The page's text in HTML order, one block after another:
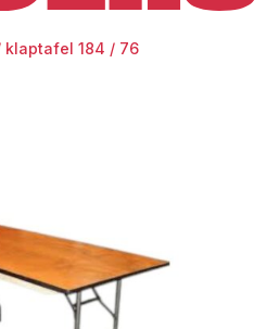
klaptafel 184 / 76